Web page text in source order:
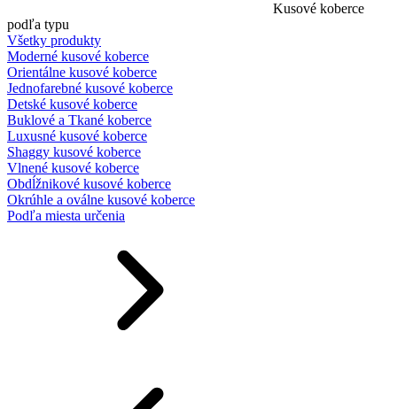
Kusové koberce
podľa typu
Všetky produkty
Moderné kusové koberce
Orientálne kusové koberce
Jednofarebné kusové koberce
Detské kusové koberce
Buklové a Tkané koberce
Luxusné kusové koberce
Shaggy kusové koberce
Vlnené kusové koberce
Obdĺžnikové kusové koberce
Okrúhle a oválne kusové koberce
Podľa miesta určenia